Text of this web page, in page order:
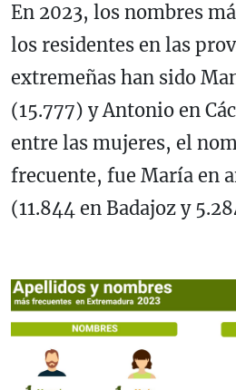
En 2023, los nombres
los residentes en las
extremeñas han sido
(15.777) y Antonio en
entre las mujeres, el
frecuente, fue María en
(11.844 en Badajoz y